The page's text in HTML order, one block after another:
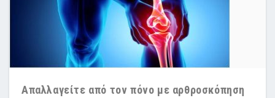
Απαλλαγείτε από τον πόνο με αρθροσκόπηση